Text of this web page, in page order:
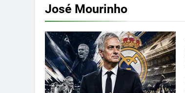
José Mourinho